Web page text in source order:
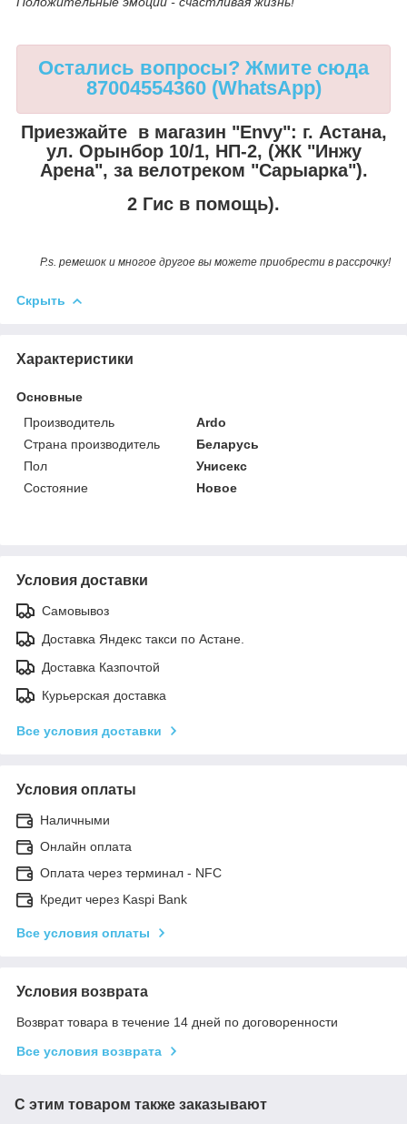
Остались вопросы? Жмите сюда
87004554360 (WhatsApp)
Приезжайте в магазин "Envy": г. Астана,
ул. Орынбор 10/1, НП-2, (ЖК "Инжу
Арена", за велотреком "Сарыарка").
2 Гис в помощь).
P.s. ремешок и многое другое вы можете приобрести в рассрочку!
Скрыть
Характеристики
Основные
Производитель
Ardo
Страна производитель
Беларусь
Пол
Унисекс
Состояние
Новое
Условия доставки
Самовывоз
Доставка Яндекс такси по Астане.
Доставка Казпочтой
Курьерская доставка
Все условия доставки
Условия оплаты
Наличными
Онлайн оплата
Оплата через терминал - NFC
Кредит через Kaspi Bank
Все условия оплаты
Условия возврата
Возврат товара в течение 14 дней по договоренности
Все условия возврата
С этим товаром также заказывают